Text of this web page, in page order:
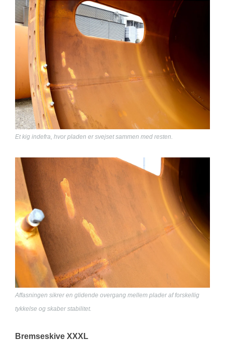
Et kig indefra, hvor pladen er svejset sammen med resten.
Affasningen sikrer en glidende overgang mellem plader af forskellig
tykkelse og skaber stabilitet.
Bremseskive XXXL